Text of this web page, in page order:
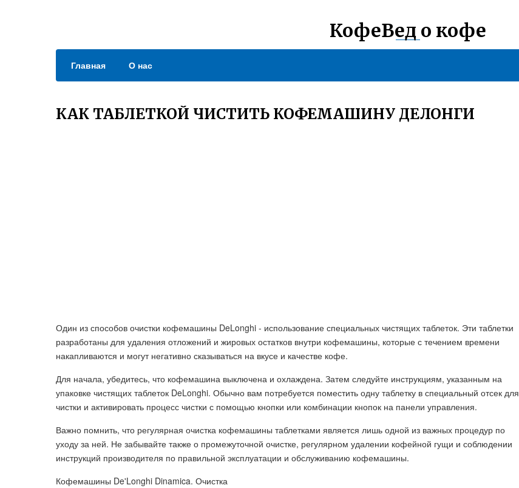
КофеВед о кофе
Главная О нас
КАК ТАБЛЕТКОЙ ЧИСТИТЬ КОФЕМАШИНУ ДЕЛОНГИ
Один из способов очистки кофемашины DeLonghi - использование специальных чистящих таблеток. Эти таблетки
разработаны для удаления отложений и жировых остатков внутри кофемашины, которые с течением времени
накапливаются и могут негативно сказываться на вкусе и качестве кофе.
Для начала, убедитесь, что кофемашина выключена и охлаждена. Затем следуйте инструкциям, указанным на
упаковке чистящих таблеток DeLonghi. Обычно вам потребуется поместить одну таблетку в специальный отсек для
чистки и активировать процесс чистки с помощью кнопки или комбинации кнопок на панели управления.
Важно помнить, что регулярная очистка кофемашины таблетками является лишь одной из важных процедур по
уходу за ней. Не забывайте также о промежуточной очистке, регулярном удалении кофейной гущи и соблюдении
инструкций производителя по правильной эксплуатации и обслуживанию кофемашины.
Кофемашины De'Longhi Dinamica. Очистка